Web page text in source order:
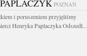
POZNAŃ
i poruszeniem przyjęliśmy
Henryka Paplaczyka Odszedł...